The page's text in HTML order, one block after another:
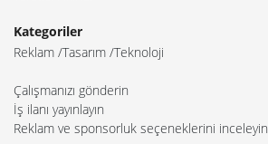
Kategoriler
Reklam Tasarım Teknoloji
Çalışmanızı gönderin
İş ilanı yayınlayın
Reklam ve sponsorluk seçeneklerini inceleyin